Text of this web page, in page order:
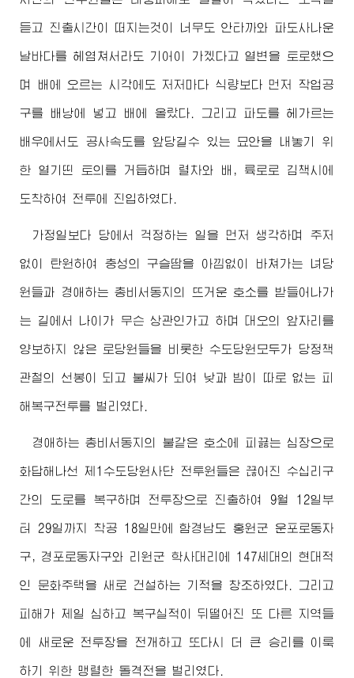
듣고 진출시간이 떠지는것이 너무도 안타까와 파도사나운
날바다를 헤염쳐서라도 기어이 가겠다고 열변을 토로했으
며 배에 오르는 시각에도 저저마다 식량보다 먼저 작업공
구를 배낭에 넣고 배에 올랐다. 그리고 파도를 헤가르는
배우에서도 공사속도를 앞당길수 있는 묘안을 내놓기 위
한 열기띤 토의를 거듭하며 렬차와 배, 륙로로 김책시에
도착하여 전투에 진입하였다.
가정일보다 당에서 걱정하는 일을 먼저 생각하며 주저
없이 탄원하여 충성의 구슬땀을 아낌없이 바쳐가는 녀당
원들과 경애하는 총비서동지의 뜨거운 호소를 받들어나가
는 길에서 나이가 무슨 상관인가고 하며 대오의 앞자리를
양보하지 않은 로당원들을 비롯한 수도당원모두가 당정책
관철의 선봉이 되고 불씨가 되여 낮과 밤이 따로 없는 피
해복구전투를 벌리였다.
경애하는 총비서동지의 불같은 호소에 피끓는 심장으로
화답해나선 제1수도당원사단 전투원들은 끊어진 수십리구
간의 도로를 복구하며 전투장으로 진출하여 9월 12일부
터 29일까지 착공 18일만에 함경남도 홍원군 운포로동자
구, 경포로동자구와 리원군 학사대리에 147세대의 현대적
인 문화주택을 새로 건설하는 기적을 창조하였다. 그리고
피해가 제일 심하고 복구실적이 뒤떨어진 또 다른 지역들
에 새로운 전투장을 전개하고 또다시 더 큰 승리를 이룩
하기 위한 맹렬한 돌격전을 벌리였다.